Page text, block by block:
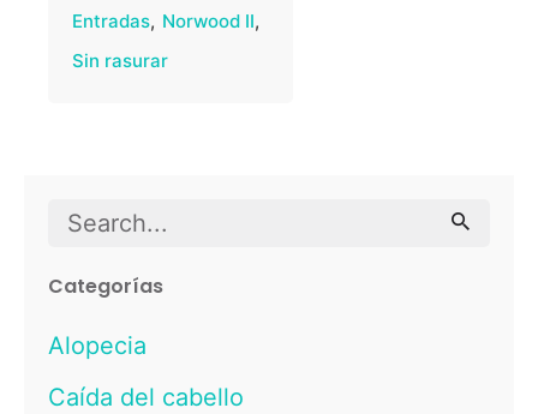
Entradas Norwood II
Sin rasurar
Search
Categorías
Alopecia
Caída del cabello